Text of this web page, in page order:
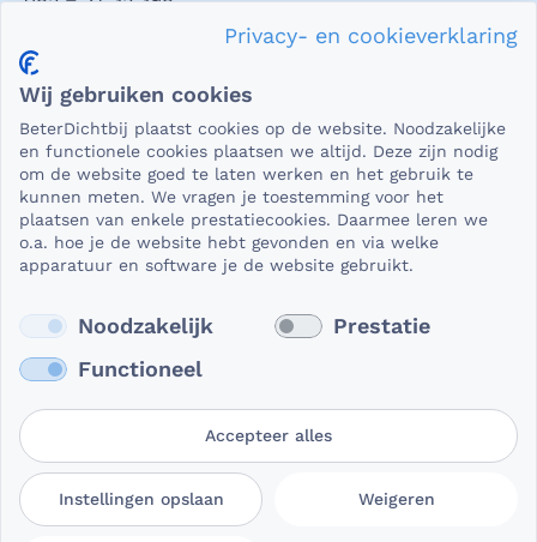
Privacy en veiligheid
essentieel dat die beveiligd worden uitgewisseld. En dat
die gegevens niet in verkeerde handen vallen. Daar kun je
op rekenen bij BeterDichtbij.
Lees verder
Gebruikersvoorwaarden
Privacy- en
cookieverklaring
Privacy- en cookieverklaring
Wij gebruiken cookies
BeterDichtbij plaatst cookies op de website. Noodzakelijke
en functionele cookies plaatsen we altijd. Deze zijn nodig
om de website goed te laten werken en het gebruik te
kunnen meten. We vragen je toestemming voor het
plaatsen van enkele prestatiecookies. Daarmee leren we
o.a. hoe je de website hebt gevonden en via welke
apparatuur en software je de website gebruikt.
Noodzakelijk
Prestatie
Functioneel
Accepteer alles
Instellingen opslaan Weigeren